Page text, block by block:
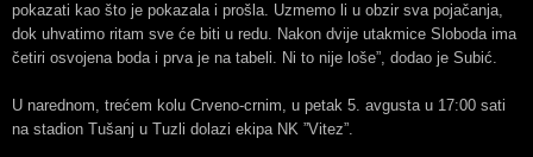
pokazati kao što je pokazala i prošla. Uzmemo li u obzir sva pojačanja,
dok uhvatimo ritam sve će biti u redu. Nakon dvije utakmice Sloboda ima
četiri osvojena boda i prva je na tabeli. Ni to nije loše”, dodao je Subić.
U narednom, trećem kolu Crveno-crnim, u petak 5. avgusta u 17:00 sati
na stadion Tušanj u Tuzli dolazi ekipa NK ”Vitez”.